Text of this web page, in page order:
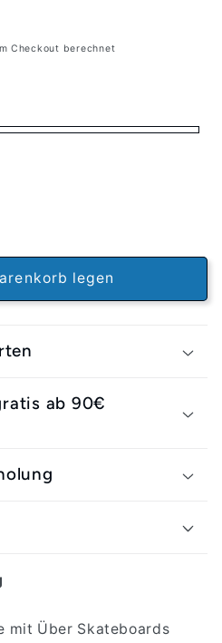
Checkout berechnet
legen
ab 90€
mit Über Skateboards